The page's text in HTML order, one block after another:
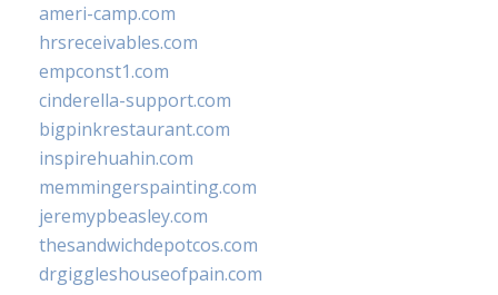
ameri-camp.com
hrsreceivables.com
empconst1.com
cinderella-support.com
bigpinkrestaurant.com
inspirehuahin.com
memmingerspainting.com
jeremypbeasley.com
thesandwichdepotcos.com
drgiggleshouseofpain.com